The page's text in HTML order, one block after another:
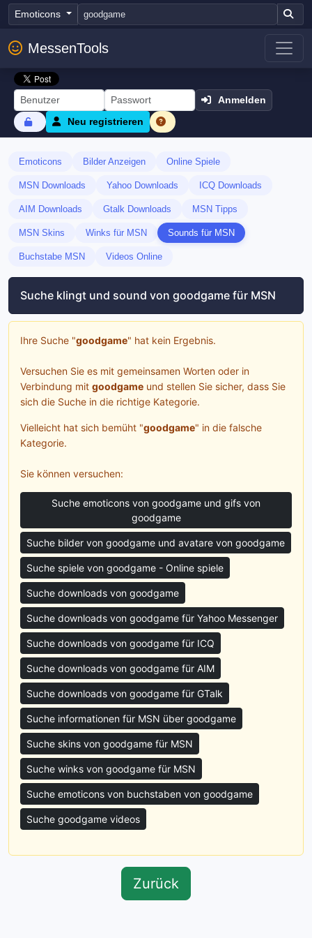
Emoticons
MessenTools
Anmelden
Neu registrieren
Emoticons Bilder Anzeigen Online Spiele
MSN Downloads Yahoo Downloads ICQ Downloads
AIM Downloads Gtalk Downloads MSN Tipps
MSN Skins Winks für MSN Sounds für MSN
Buchstabe MSN Videos Online
Suche klingt und sound von goodgame für MSN
Ihre Suche "goodgame" hat kein Ergebnis.
Versuchen Sie es mit gemeinsamen Worten oder in
Verbindung mit goodgame und stellen Sie sicher, dass Sie
sich die Suche in die richtige Kategorie.
Vielleicht hat sich bemüht "goodgame" in die falsche
Kategorie.
Sie können versuchen:
Suche emoticons von goodgame und gifs von
goodgame
Suche bilder von goodgame und avatare von goodgame
Suche spiele von goodgame - Online spiele
Suche downloads von goodgame
Suche downloads von goodgame für Yahoo Messenger
Suche downloads von goodgame für ICQ
Suche downloads von goodgame für AIM
Suche downloads von goodgame für GTalk
Suche informationen für MSN über goodgame
Suche skins von goodgame für MSN
Suche winks von goodgame für MSN
Suche emoticons von buchstaben von goodgame
Suche goodgame videos
Zurück